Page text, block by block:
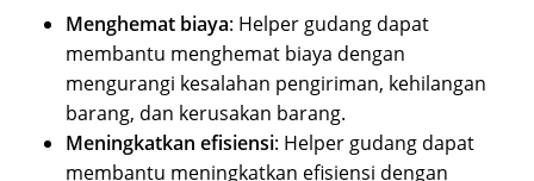
Menghemat biaya: Helper gudang dapat
membantu menghemat biaya dengan
mengurangi kesalahan pengiriman, kehilangan
barang, dan kerusakan barang.
Meningkatkan efisiensi: Helper gudang dapat
membantu meningkatkan efisiensi dengan